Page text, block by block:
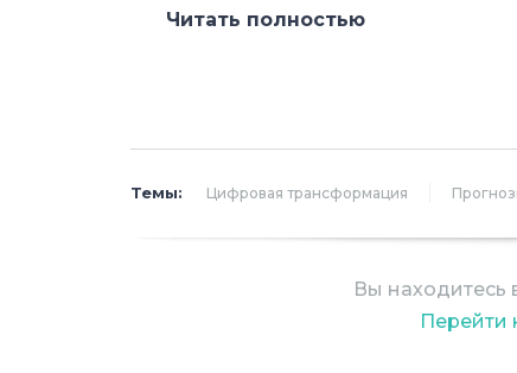
Читать полностью
Развитие рынка цифровых
отрасли идет по четырем
«умные контейнеры»),
оснащение автопарка
Темы: Цифровая трансформация
Вы находитесь
Перейти